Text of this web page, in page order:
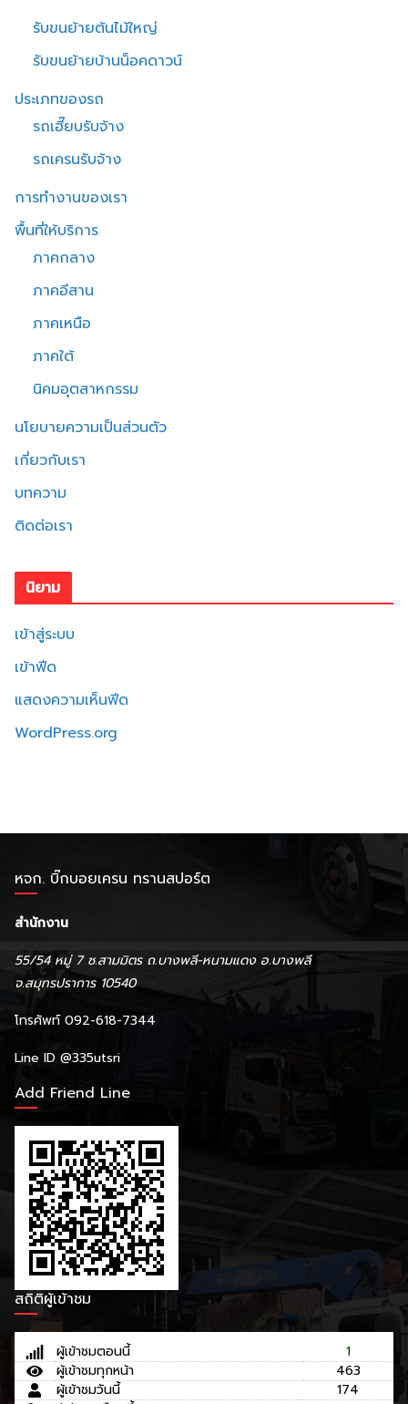
รับขนย้ายต้นไม้ใหญ่
รับขนย้ายบ้านน็อคดาวน์
ประเภทของรถ
รถเฮี๊ยบรับจ้าง
รถเครนรับจ้าง
การทำงานของเรา
พื้นที่ให้บริการ
ภาคกลาง
ภาคอีสาน
ภาคเหนือ
ภาคใต้
นิคมอุตสาหกรรม
นโยบายความเป็นส่วนตัว
เกี่ยวกับเรา
บทความ
ติดต่อเรา
นิยาม
เข้าสู่ระบบ
เข้าฟีด
แสดงความเห็นฟีด
WordPress.org
หจก. บิ๊กบอยเครน ทรานสปอร์ต
สำนักงาน
55/54 หมู่ 7 ซ.สามมิตร ถ.บางพลี-หนามแดง อ.บางพลี
จ.สมุทรปราการ 10540
โทรศัพท์ 092-618-7344
Line ID @335utsri
Add Friend Line
สถิติผู้เข้าชม
ผู้เข้าชมตอนนี้
1
ผู้เข้าชมทุกหน้า
463
ผู้เข้าชมวันนี้
174